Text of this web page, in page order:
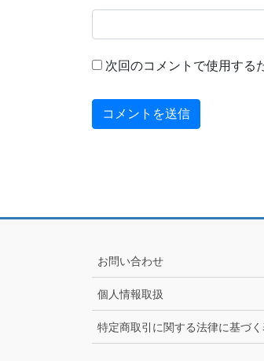
次回のコメントで使用する
お問い合わせ
個人情報取扱
特定商取引に関する法律に基づ